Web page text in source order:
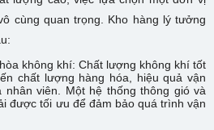
cùng quan trọng. Kho hàng lý tưởng
không khí: Chất lượng không khí tốt
chất lượng hàng hóa, hiệu quả vận
nhân viên. Một hệ thống thông gió và
được tối ưu để đảm bảo quá trình vận